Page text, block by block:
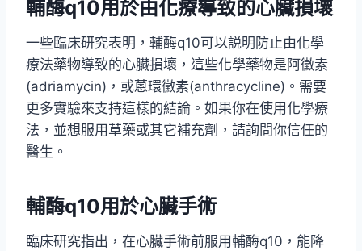
輔酶q10用於由化療導致的心臟損壞
一些臨床研究表明，輔酶q10可以説明防止由化學
療法藥物導致的心臟損壞，這些化學藥物是阿黴素
(adriamycin)，或蒽環黴素(anthracycline)。需要
更多實驗來支持這樣的結論。如果你在使用化學療
法，並想服用草藥或其它補充劑，請詢問你信任的
醫生。
輔酶q10用於心臟手術
臨床研究指出，在心臟手術前服用輔酶q10，能降